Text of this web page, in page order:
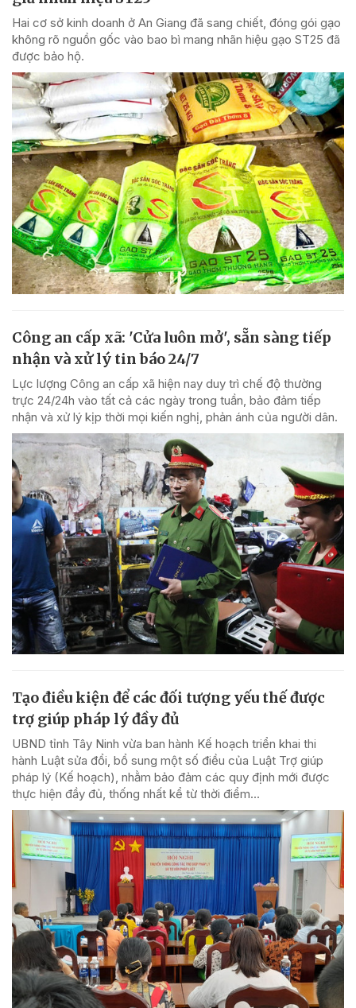
Hai cơ sở kinh doanh ở An Giang đã sang chiết, đóng gói gạo
không rõ nguồn gốc vào bao bì mang nhãn hiệu gạo ST25 đã
được bảo hộ.
Công an cấp xã: 'Cửa luôn mở', sẵn sàng tiếp
nhận và xử lý tin báo 24/7
Lực lượng Công an cấp xã hiện nay duy trì chế độ thường
trực 24/24h vào tất cả các ngày trong tuần, bảo đảm tiếp
nhận và xử lý kịp thời mọi kiến nghị, phản ánh của người dân.
Tạo điều kiện để các đối tượng yếu thế được
trợ giúp pháp lý đầy đủ
UBND tỉnh Tây Ninh vừa ban hành Kế hoạch triển khai thi
hành Luật sửa đổi, bổ sung một số điều của Luật Trợ giúp
pháp lý (Kế hoạch), nhằm bảo đảm các quy định mới được
thực hiện đầy đủ, thống nhất kể từ thời điểm...